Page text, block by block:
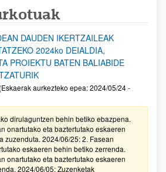
DAUDEN IKERTZAILEAK
2024ko DEIALDIA,
PROIEKTU BATEN BALIABIDE
aurkezteko epea: 2024/05/24 -
dirulaguntzen behin betiko ebazpena.
onartutako eta baztertutako eskaeren
zuzenduta. 2024/06/25: 2. Fasean
eskaeren behin betiko zerrenda.
onartutako eta baztertutako eskaeren
2024/06/05: Zuzenketak